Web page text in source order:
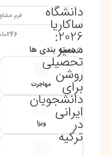
دانشگاه
ساکاریا
2026:
مسیر
تحصیلی
روشن
برای
دانشجویان
ایرانی
در
ترکیه
فرم
دسته بندی ها
مهاجرت
ویزا